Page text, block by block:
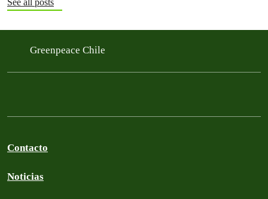
See all posts
Greenpeace Chile
Contacto
Noticias